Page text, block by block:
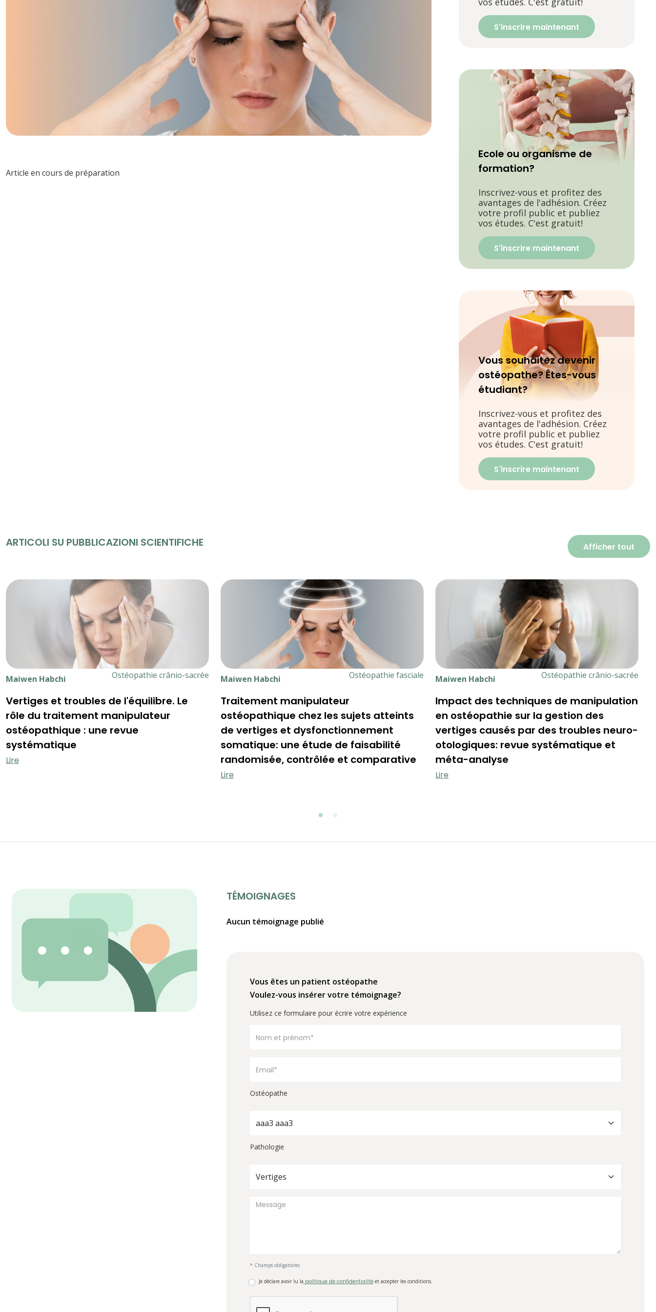
Article en cours de préparation
S'inscrire maintenant
Ecole ou organisme de
formation?
Inscrivez-vous et profitez des
avantages de l'adhésion. Créez
votre profil public et publiez
vos études. C'est gratuit!
S'inscrire maintenant
Vous souhaitez devenir
ostéopathe? Êtes-vous
étudiant?
Inscrivez-vous et profitez des
avantages de l'adhésion. Créez
votre profil public et publiez
vos études. C'est gratuit!
S'inscrire maintenant
ARTICOLI SU PUBBLICAZIONI SCIENTIFICHE Afficher tout
Maiwen Habchi Ostéopathie crânio-sacrée
Vertiges et troubles de l'équilibre. Le
rôle du traitement manipulateur
ostéopathique : une revue
systématique
Lire
Maiwen Habchi Ostéopathie fasciale
Traitement manipulateur
ostéopathique chez les sujets atteints
de vertiges et dysfonctionnement
somatique: une étude de faisabilité
randomisée, contrôlée et comparative
Lire
Maiwen Habchi Ostéopathie crânio-sacrée
Impact des techniques de manipulation
en ostéopathie sur la gestion des
vertiges causés par des troubles neuro-
otologiques: revue systématique et
méta-analyse
Lire
TÉMOIGNAGES
Aucun témoignage publié
Vous êtes un patient ostéopathe
Voulez-vous insérer votre témoignage?
Utilisez ce formulaire pour écrire votre expérience
Ostéopathe
aaa3 aaa3
Pathologie
Vertiges
* Champs obligatoires
Je déclare avoir lu la politique de confidentialité et accepter les conditions.